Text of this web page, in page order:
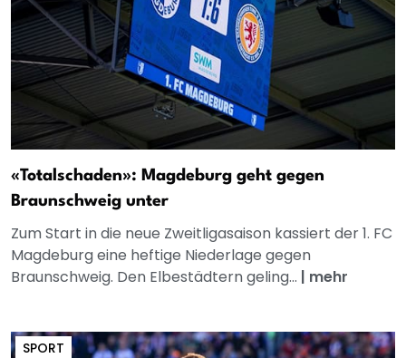
«Totalschaden»: Magdeburg geht gegen
Braunschweig unter
Zum Start in die neue Zweitligasaison kassiert der 1. FC
Magdeburg eine heftige Niederlage gegen
Braunschweig. Den Elbestädtern geling... | mehr
SPORT